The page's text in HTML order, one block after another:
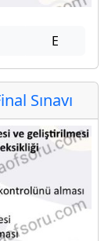
E
Sınavı